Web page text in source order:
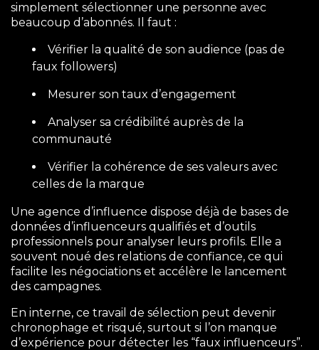
simplement sélectionner une personne avec
beaucoup d’abonnés. Il faut :
Vérifier la qualité de son audience (pas de
faux followers)
Mesurer son taux d’engagement
Analyser sa crédibilité auprès de la
communauté
Vérifier la cohérence de ses valeurs avec
celles de la marque
Une agence d’influence dispose déjà de bases de
données d’influenceurs qualifiés et d’outils
professionnels pour analyser leurs profils. Elle a
souvent noué des relations de confiance, ce qui
facilite les négociations et accélère le lancement
des campagnes.
En interne, ce travail de sélection peut devenir
chronophage et risqué, surtout si l’on manque
d’expérience pour détecter les “faux influenceurs”.